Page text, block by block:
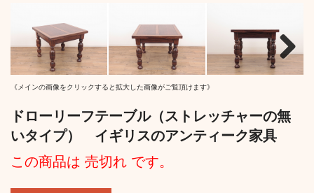
Next
《メインの画像をクリックすると拡大した画像がご覧頂けます》
ドローリーフテーブル（ストレッチャーの無
いタイプ） イギリスのアンティーク家具
この商品は 売切れ です。